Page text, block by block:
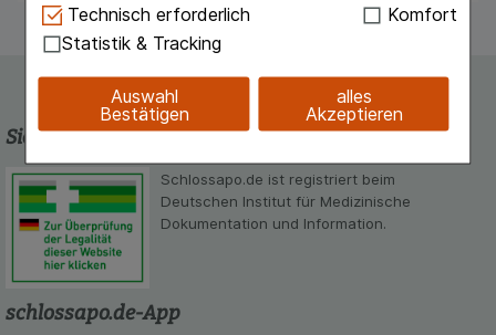
Technisch Notwendig:Hierbei handelt es sich um
Cookies, die für die Grundfunktionen unserer
Website notwendig sind (z.B. Navigation,
Warenkorb, Kundenkonto), weshalb auf diese nicht
verzichtet werden kann.
Einkaufserlebnis noch ansprechender zu gestalten,
beispielsweise für die Wiedererkennung des
Besuchers oder unsere Seite an bevorzugte
Verhaltensweisen (z.B. Spracheinstellung)
anzupassen. Komfort-Cookies ermöglichen es uns
auch auf Ihre Bedürfnisse zugeschrittene Inhalte
anzuzeigen und unser Partnerprogramm zu
betreiben.
Technisch erforderlich
Komfort
Statistik & Tracking
Auswahl
Bestätigen
alles
Akzeptieren
Sicherheit und Qualität
Schlossapo.de ist registriert beim
Deutschen Institut für Medizinische
Dokumentation und Information.
schlossapo.de-App